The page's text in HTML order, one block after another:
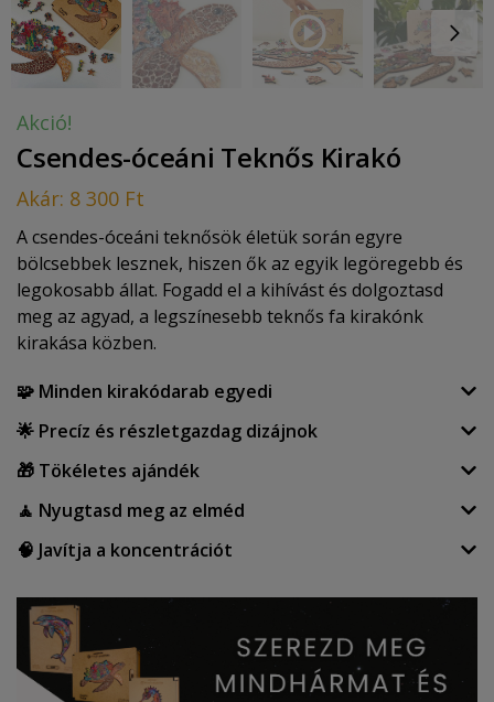
Akció!
Csendes-óceáni Teknős Kirakó
Akár: 8 300 Ft
A csendes-óceáni teknősök életük során egyre
bölcsebbek lesznek, hiszen ők az egyik legöregebb és
legokosabb állat. Fogadd el a kihívást és dolgoztasd
meg az agyad, a legszínesebb teknős fa kirakónk
kirakása közben.
🧩 Minden kirakódarab egyedi
🌟 Precíz és részletgazdag dizájnok
🎁 Tökéletes ajándék
🧘 Nyugtasd meg az elméd
🧠 Javítja a koncentrációt